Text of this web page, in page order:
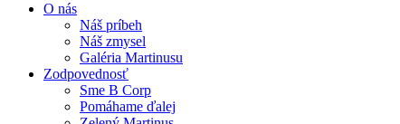
O nás
Náš príbeh
Náš zmysel
Galéria Martinusu
Zodpovednosť
Sme B Corp
Pomáhame ďalej